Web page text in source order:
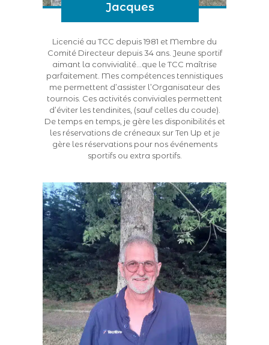
Jacques
Licencié au TCC depuis 1981 et Membre du
Comité Directeur depuis 34 ans. Jeune sportif
aimant la convivialité…que le TCC maîtrise
parfaitement. Mes compétences tennistiques
me permettent d’assister l’Organisateur des
tournois. Ces activités conviviales permettent
d’éviter les tendinites, (sauf celles du coude).
De temps en temps, je gère les disponibilités et
les réservations de créneaux sur Ten Up et je
gère les réservations pour nos événements
sportifs ou extra sportifs.